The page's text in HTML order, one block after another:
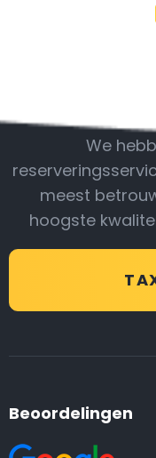
We
meest
hoogste
Beoordelingen